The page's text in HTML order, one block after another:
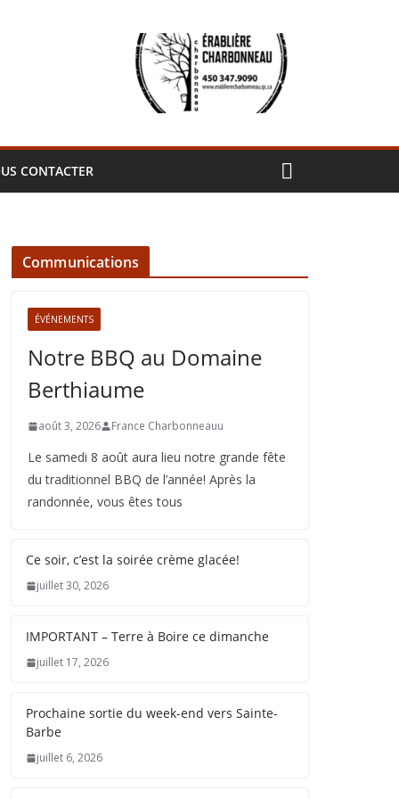
CONTACTER
Communications
ÉVÉNEMENTS
Notre BBQ au Domaine
Berthiaume
août 3, 2026 France Charbonneauu
Le samedi 8 août aura lieu notre grande fête
du traditionnel BBQ de l’année! Après la
randonnée, vous êtes tous
Ce soir, c’est la soirée crème glacée!
juillet 30, 2026
IMPORTANT – Terre à Boire ce dimanche
juillet 17, 2026
Prochaine sortie du week-end vers Sainte-
Barbe
juillet 6, 2026